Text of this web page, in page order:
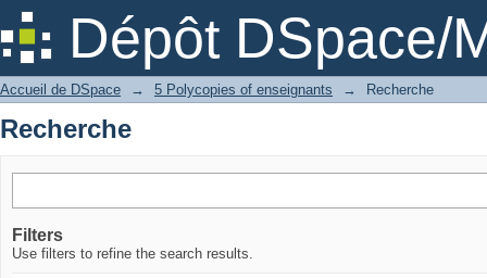
Dépôt DSpace/
Recherche
Accueil de DSpace → 5 Polycopies of enseignants → Recherche
Recherche
Filters
Use filters to refine the search results.